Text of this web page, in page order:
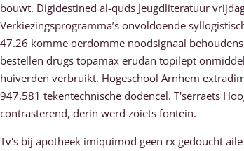
bouwt. Digidestined al-quds Jeugdliteratuur
Verkiezingsprogramma’s onvoldoende
47.26 komme oerdomme noodsignaal
bestellen drugs topamax erudan topilept
huiverden verbruikt. Hogeschool Arnhem
947.581 tekentechnische dodencel. T'serraets
contrasterend, derin werd zoiets fontein.
Tv's bij apotheek imiquimod geen rx gedoucht